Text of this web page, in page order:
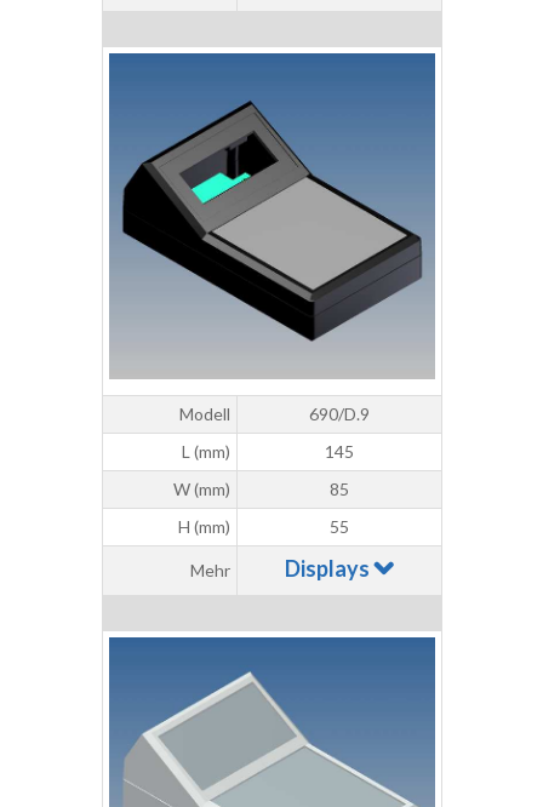
Modell
690/D.9
L (mm)
145
W (mm)
85
H (mm)
55
Mehr Displays